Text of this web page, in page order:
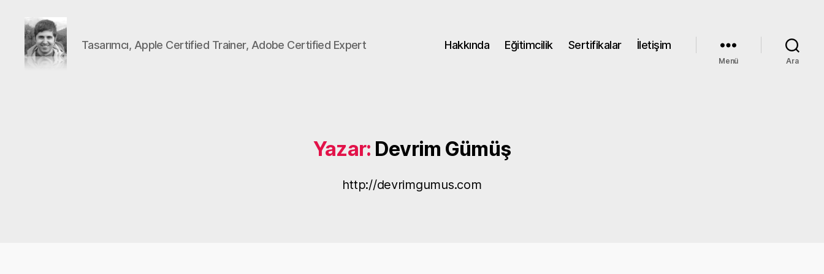
Tasarımcı, Apple Certified Trainer, Adobe Certified Expert Hakkında Eğitimcilik Sertifikalar İletişim
Menü Ara
Yazar: Devrim Gümüş
http://devrimgumus.com